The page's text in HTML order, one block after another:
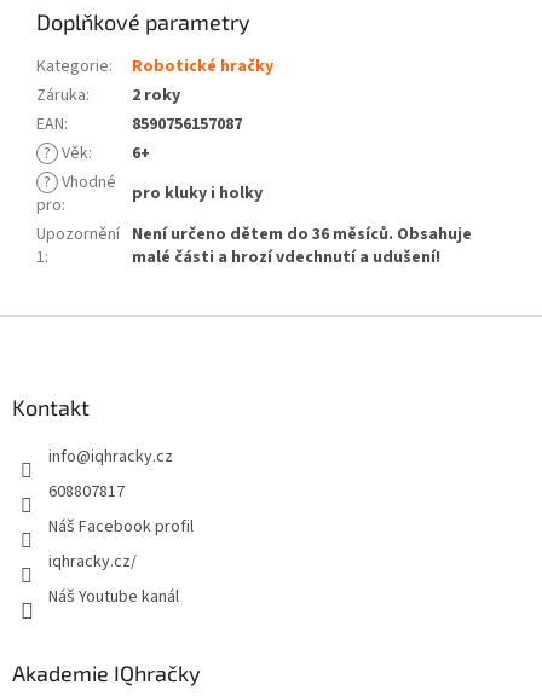
Doplňkové parametry
Kategorie:
Robotické hračky
Záruka:
2 roky
EAN:
8590756157087
? Věk:
6+
? Vhodné
pro:
pro kluky i holky
Upozornění
1:
Není určeno dětem do 36 měsíců. Obsahuje
malé části a hrozí vdechnutí a udušení!
Kontakt
info@iqhracky.cz
608807817
Náš Facebook profil
iqhracky.cz/
Náš Youtube kanál
Akademie IQhračky